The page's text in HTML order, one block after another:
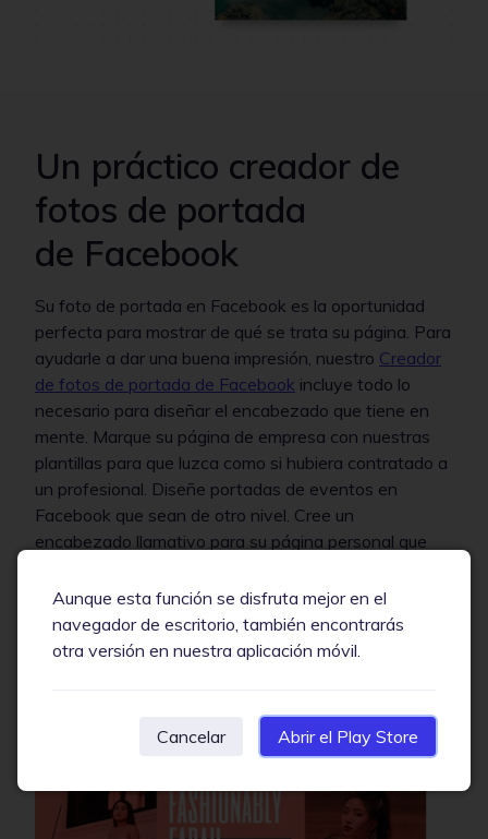
Un práctico creador de
fotos de portada
de Facebook
Su foto de portada en Facebook es la oportunidad
perfecta para mostrar de qué se trata su página. Para
ayudarle a dar una buena impresión, nuestro Creador
de fotos de portada de Facebook incluye todo lo
necesario para diseñar el encabezado que tiene en
mente. Marque su página de empresa con nuestras
plantillas para que luzca como si hubiera contratado a
un profesional. Diseñe portadas de eventos en
Facebook que sean de otro nivel. Cree un
encabezado llamativo para su página personal que
personalizables de Facebook no solo le brindarán el
punto de partida ideal para su diseño, sino que
también podrá editar su foto de portada con
Aunque esta función se disfruta mejor en el
navegador de escritorio, también encontrarás
otra versión en nuestra aplicación móvil.
Cancelar Abrir el Play Store